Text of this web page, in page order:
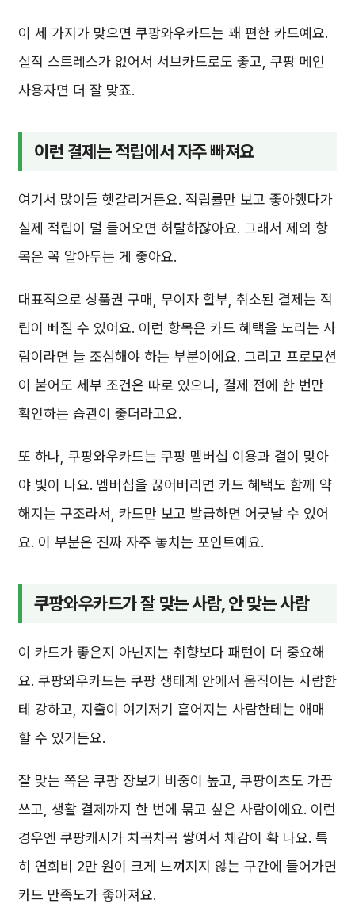
이 세 가지가 맞으면 쿠팡와우카드는 꽤 편한 카드예요.
실적 스트레스가 없어서 서브카드로도 좋고, 쿠팡 메인
사용자면 더 잘 맞죠.
이런 결제는 적립에서 자주 빠져요
여기서 많이들 헷갈리거든요. 적립률만 보고 좋아했다가
실제 적립이 덜 들어오면 허탈하잖아요. 그래서 제외 항
목은 꼭 알아두는 게 좋아요.
대표적으로 상품권 구매, 무이자 할부, 취소된 결제는 적
립이 빠질 수 있어요. 이런 항목은 카드 혜택을 노리는 사
람이라면 늘 조심해야 하는 부분이에요. 그리고 프로모션
이 붙어도 세부 조건은 따로 있으니, 결제 전에 한 번만
확인하는 습관이 좋더라고요.
또 하나, 쿠팡와우카드는 쿠팡 멤버십 이용과 결이 맞아
야 빛이 나요. 멤버십을 끊어버리면 카드 혜택도 함께 약
해지는 구조라서, 카드만 보고 발급하면 어긋날 수 있어
요. 이 부분은 진짜 자주 놓치는 포인트예요.
쿠팡와우카드가 잘 맞는 사람, 안 맞는 사람
이 카드가 좋은지 아닌지는 취향보다 패턴이 더 중요해
요. 쿠팡와우카드는 쿠팡 생태계 안에서 움직이는 사람한
테 강하고, 지출이 여기저기 흩어지는 사람한테는 애매
할 수 있거든요.
잘 맞는 쪽은 쿠팡 장보기 비중이 높고, 쿠팡이츠도 가끔
쓰고, 생활 결제까지 한 번에 묶고 싶은 사람이에요. 이런
경우엔 쿠팡캐시가 차곡차곡 쌓여서 체감이 확 나요. 특
히 연회비 2만 원이 크게 느껴지지 않는 구간에 들어가면
카드 만족도가 좋아져요.